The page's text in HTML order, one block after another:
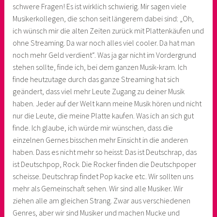
schwere Fragen! Es ist wirklich schwierig. Mir sagen viele
Musikerkollegen, die schon seit längerem dabei sind: „Oh,
ich wünsch mir die alten Zeiten zurück mit Plattenkäufen und
ohne Streaming. Da war noch alles viel cooler. Da hat man
noch mehr Geld verdient“. Was ja gar nicht im Vordergrund
stehen sollte, finde ich, bei dem ganzen Musik-kram. Ich
finde heutzutage durch das ganze Streaming hat sich
geändert, dass viel mehr Leute Zugang zu deiner Musik
haben. Jeder auf der Welt kann meine Musik hören und nicht
nur die Leute, die meine Platte kaufen. Was ich an sich gut
finde. Ich glaube, ich würde mir wünschen, dass die
einzelnen Gernes bisschen mehr Einsicht in die anderen
haben. Dass es nicht mehr so heisst: Das ist Deutschrap, das
ist Deutschpop, Rock. Die Rocker finden die Deutschpoper
scheisse. Deutschrap findet Pop kacke etc. Wir sollten uns
mehr als Gemeinschaft sehen. Wir sind alle Musiker. Wir
ziehen alle am gleichen Strang. Zwar aus verschiedenen
Genres, aber wir sind Musiker und machen Mucke und